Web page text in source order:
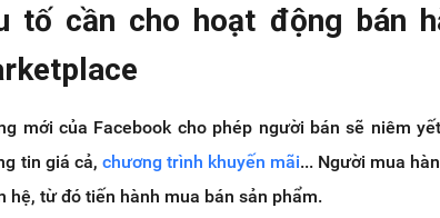
tố cần cho hoạt động bán
mới của Facebook cho phép người bán sẽ niêm
tin giá cả, chương trình khuyến mãi... Người mua
hệ, từ đó tiến hành mua bán sản phẩm.